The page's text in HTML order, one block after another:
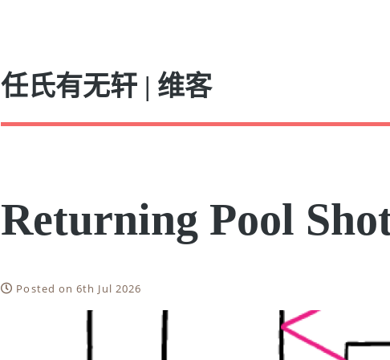
任氏有无轩 | 维客
Returning Pool
Posted on 6th Jul 2026